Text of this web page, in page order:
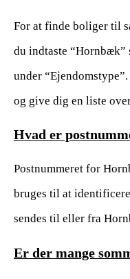
For at finde boliger til
du indtaste “Hornbæk”
under
og give dig en liste
Hvad er
Postnummeret for
bruges til at
sendes til eller fra
Er der mange